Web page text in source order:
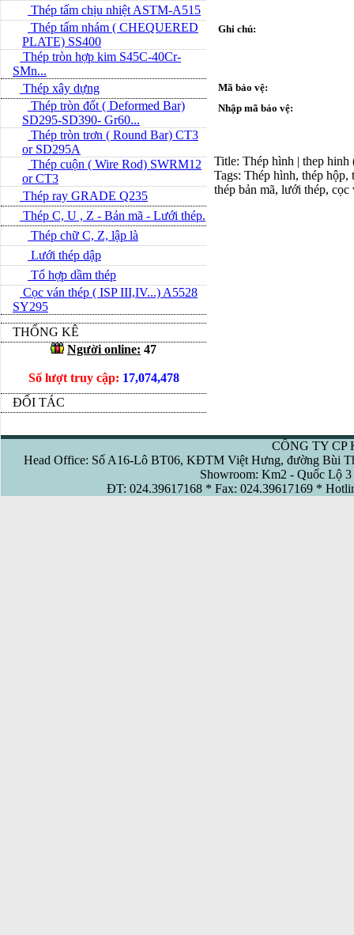
Thép tấm chịu nhiệt ASTM-A515
Thép tấm nhám ( CHEQUERED
PLATE) SS400
Thép tròn hợp kim S45C-40Cr-
SMn...
Thép xây dựng
Thép tròn đốt ( Deformed Bar)
SD295-SD390- Gr60...
Thép tròn trơn ( Round Bar) CT3
or SD295A
Thép cuộn ( Wire Rod) SWRM12
or CT3
Thép ray GRADE Q235
Thép C, U , Z - Bản mã - L­ưới thép.
Thép chữ C, Z, lập là
Lưới thép dập
Tổ hợp dầm thép
Cọc ván thép ( ISP III,IV...) A5528
SY295
THỐNG KÊ
Người online: 47
Số lượt truy cập: 17,074,478
ĐỐI TÁC
Ghi chú:
Mã bảo vệ:
Nhập mã bảo vệ:
Title: Thép hình | thep
Tags: Thép hình, thép hộp,
thép bản mã, lưới thép, cọc
CÔNG TY CP
Head Office: Số A16-Lô BT06, KĐTM Việt Hưng, đường Bùi
Showroom: Km2 - Quốc Lộ
ĐT: 024.39617168 * Fax: 024.39617169 *